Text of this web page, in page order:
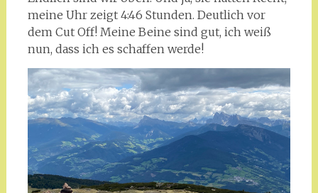
meine Uhr zeigt 4:46 Stunden. Deutlich vor
dem Cut Off! Meine Beine sind gut, ich weiß
nun, dass ich es schaffen werde!